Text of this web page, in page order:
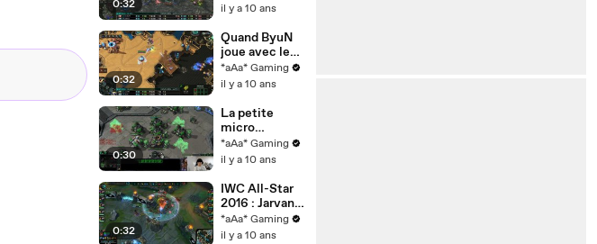
0:32
pour défendre
il y a 10 ans
0:32
Quand ByuN
joue avec le
Brésil -
StarCraft II
*aAa* Gaming
il y a 10 ans
0:30
La petite
micro
d'INnoVation -
StarCraft II
*aAa* Gaming
il y a 10 ans
0:32
IWC All-Star
2016 : Jarvan
IV vs Yasuo -
League of
*aAa* Gaming
il y a 10 ans